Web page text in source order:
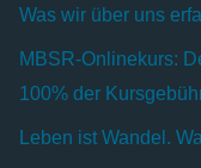
Was wir über uns
MBSR-Onlinekurs:
100% der
Leben ist Wandel.